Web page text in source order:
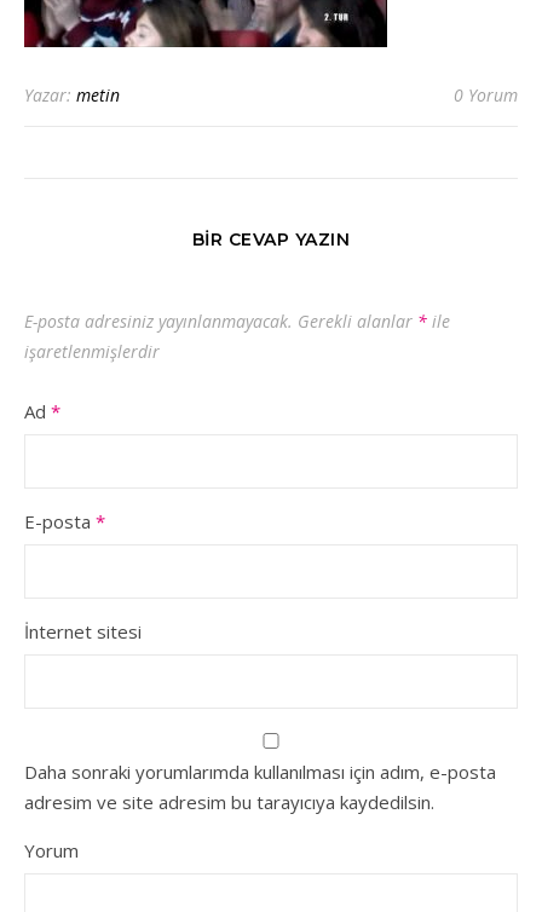
Yazar: metin 0 Yorum
BIR CEVAP YAZIN
E-posta adresiniz yayınlanmayacak. Gerekli alanlar * ile
işaretlenmişlerdir
Ad *
E-posta *
İnternet sitesi
Daha sonraki yorumlarımda kullanılması için adım, e-posta
adresim ve site adresim bu tarayıcıya kaydedilsin.
Yorum